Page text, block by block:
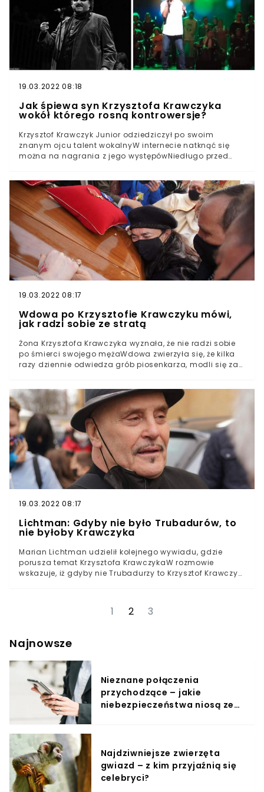
zespole Trubadurzy.
19.03.2022 08:18
Jak śpiewa syn Krzysztofa Krawczyka
wokół którego rosną kontrowersje?
Krzysztof Krawczyk Junior odziedziczył po swoim
znanym ojcu talent wokalnyW internecie natknąć się
można na nagrania z jego występówNiedługo przed
swoim ojcem wspólną płytę, która ma się wkrótce
ukazać.
19.03.2022 08:17
Wdowa po Krzysztofie Krawczyku mówi,
jak radzi sobie ze stratą
Żona Krzysztofa Krawczyka wyznała, że nie radzi sobie
po śmierci swojego mężaWdowa zwierzyła się, że kilka
razy dziennie odwiedza grób piosenkarza, modli się za
Krawczyka przyniosła jego żonie wyjątkowy ból.
19.03.2022 08:17
Lichtman: Gdyby nie było Trubadurów, to
nie byłoby Krawczyka
Marian Lichtman udzielił kolejnego wywiadu, gdzie
porusza temat Krzysztofa KrawczykaW rozmowie
wskazuje, iż gdyby nie Trubadurzy to Krzysztof Krawczyk
Krzysztofa Krawczyka, Ewa Krawczyk, już wcześniej
osobistych i prywatnych kwestii związanych z życiem
artysty. Nic nie wskazuje jednak na to, by ten uszanował
zabrał głos w kwestii związanej bezpośrednio z
Krzysztofem Krawczykiem. Nie zabrakło również
zaskakującej tezy na temat jego wieloletniego
przyjaciela i menadżera Andrzeja Kosmali.
1 2 3
Najnowsze
Nieznane połączenia
przychodzące – jakie
niebezpieczeństwa niosą ze
Najdziwniejsze zwierzęta
gwiazd – z kim przyjaźnią się
celebryci?